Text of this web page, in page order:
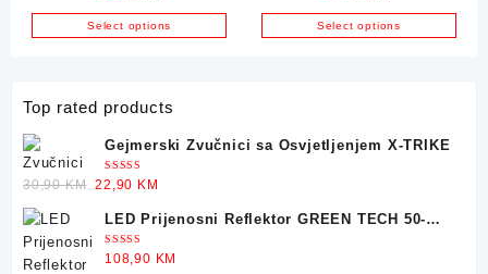
Select options Select options
Top rated products
Gejmerski Zvučnici sa Osvjetljenjem X-TRIKE
Ocjenjeno
5.00 od 5
30,90KM Original
was:
30,90 KM.
22,90 KM
is:
22,90 KM.
LED Prijenosni Reflektor GREEN TECH 50-
25W
Ocjenjeno
5.00od 5
108,90 KM